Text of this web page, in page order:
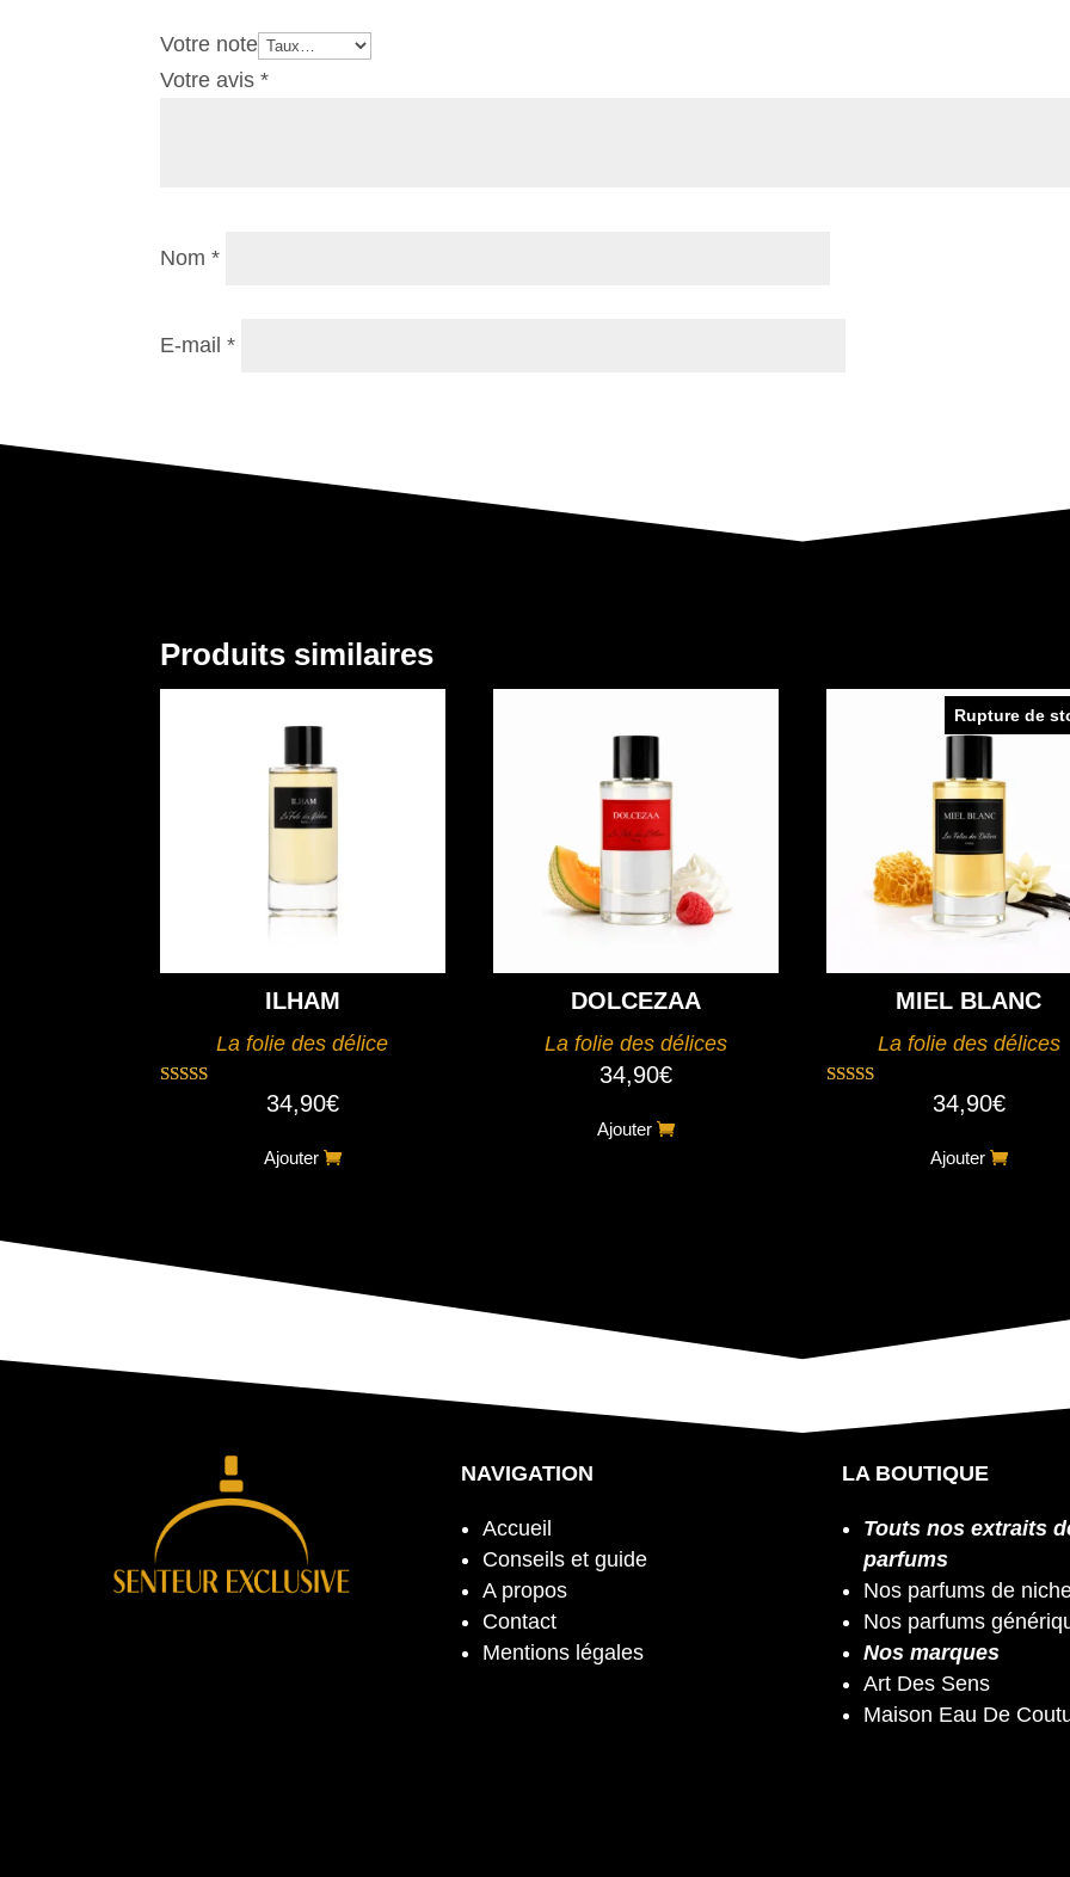
Votre note
Votre avis*
Nom*
E-mail*
Produits similaires
ILHAM
La folie des délice
34,90€
Ajouter
DOLCEZAA
La folie des délices
34,90€
Ajouter
Rupture de
MIEL BLANC
La folie des délices
34,90€
Ajouter
NAVIGATION
Accueil
Conseils et guide
A propos
Contact
Mentions légales
LA BOUTIQUE
Touts nos extraits
parfums
Nos parfums de
Nos parfums
Nos marques
Art Des Sens
Maison Eau De